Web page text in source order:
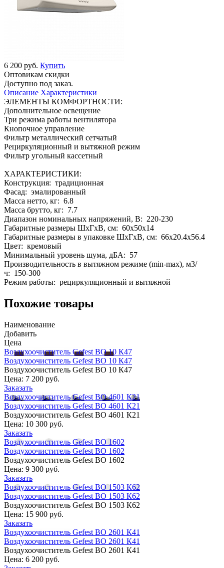
6 200 руб. Купить
Оптовикам скидки
Доступно под заказ.
Описание Характеристики
ЭЛЕМЕНТЫ КОМФОРТНОСТИ:
Дополнительное освещение
Три режима работы вентилятора
Кнопочное управление
Фильтр металлический сетчатый
Рециркуляционный и вытяжной режим
Фильтр угольный кассетный
ХАРАКТЕРИСТИКИ:
Конструкция: традиционная
Фасад: эмалированный
Масса нетто, кг: 6.8
Масса брутто, кг: 7.7
Диапазон номинальных напряжений, В: 220-230
Габаритные размеры ШхГхВ, см: 60x50x14
Габаритные размеры в упаковке ШхГхВ, см: 66x20.4x56.4
Цвет: кремовый
Минимальный уровень шума, дБА: 57
Производительность в вытяжном режиме (min-max), м3/
ч: 150-300
Режим работы: рециркуляционный и вытяжной
Похожие товары
Наименование
Добавить
Цена
Воздухоочиститель Gefest ВО 10 К47
Воздухоочиститель Gefest ВО 10 К47
Воздухоочиститель Gefest ВО 10 К47
Цена: 7 200 руб.
Заказать
Воздухоочиститель Gefest ВО 4601 К21
Воздухоочиститель Gefest ВО 4601 К21
Воздухоочиститель Gefest ВО 4601 К21
Цена: 10 300 руб.
Заказать
Воздухоочиститель Gefest ВО 1602
Воздухоочиститель Gefest ВО 1602
Воздухоочиститель Gefest ВО 1602
Цена: 9 300 руб.
Заказать
Воздухоочиститель Gefest ВО 1503 К62
Воздухоочиститель Gefest ВО 1503 К62
Воздухоочиститель Gefest ВО 1503 К62
Цена: 15 900 руб.
Заказать
Воздухоочиститель Gefest ВО 2601 К41
Воздухоочиститель Gefest ВО 2601 К41
Воздухоочиститель Gefest ВО 2601 К41
Цена: 6 200 руб.